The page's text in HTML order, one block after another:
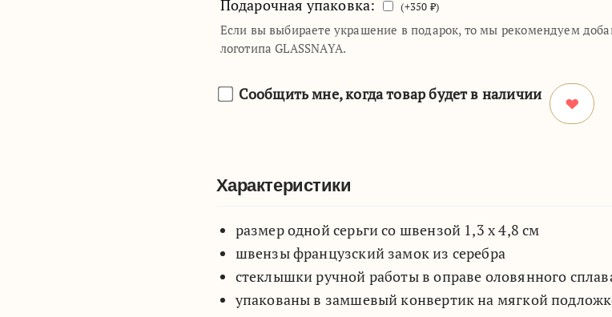
Подарочная упаковка: (+350 ₽)
Если вы выбираете украшение в подарок, то мы рекомендуем
логотипа GLASSNAYA.
Сообщить мне, когда товар будет в наличии
Характеристики
размер одной серьги со швензой 1,3 х 4,8 см
швензы французский замок из серебра
стеклышки ручной работы в оправе оловянного
упакованы в замшевый конвертик на мягкой